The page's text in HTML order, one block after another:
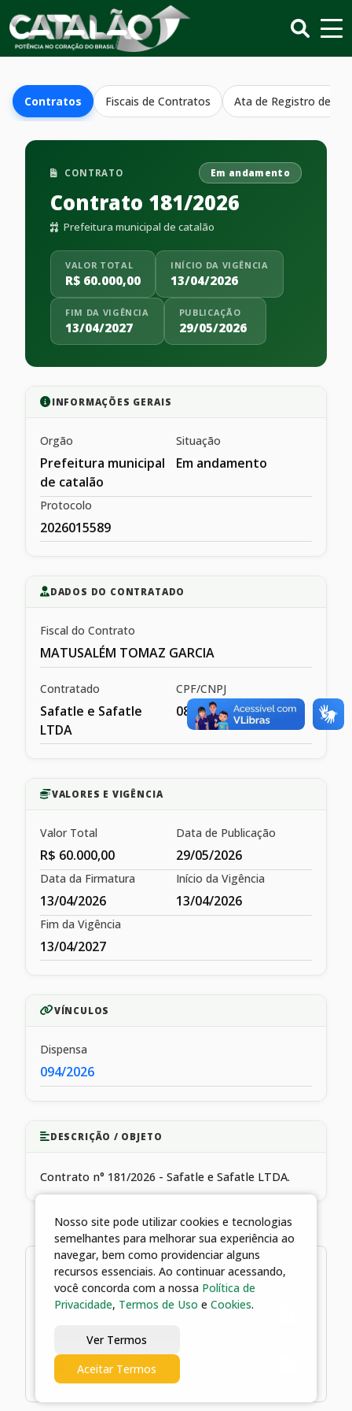
Contratos Fiscais de Contratos Ata de Registro de
CONTRATO Em andamento
Contrato 181/2026
Prefeitura municipal de catalão
VALOR TOTAL
R$ 60.000,00
INÍCIO DA VIGÊNCIA
13/04/2026
FIM DA VIGÊNCIA
13/04/2027
PUBLICAÇÃO
29/05/2026
INFORMAÇÕES GERAIS
Orgão
Prefeitura municipal
de catalão
Situação
Em andamento
Protocolo
2026015589
DADOS DO CONTRATADO
Fiscal do Contrato
MATUSALÉM TOMAZ GARCIA
Contratado
Safatle e Safatle
LTDA
CPF/CNPJ
08.929.707/0001-99
VALORES E VIGÊNCIA
Valor Total
R$ 60.000,00
Data de Publicação
29/05/2026
Data da Firmatura
13/04/2026
Início da Vigência
13/04/2026
Fim da Vigência
13/04/2027
VÍNCULOS
Dispensa
094/2026
DESCRIÇÃO / OBJETO
Contrato n° 181/2026 - Safatle e Safatle LTDA.
2 arquivos
29/05/2026 14:39 | Contrato n°
29/05/2026 14:39 | Empenho: Safatle
e Safatle LTDA.
Nosso site pode utilizar cookies e tecnologias
semelhantes para melhorar sua experiência ao
navegar, bem como providenciar alguns
recursos essenciais. Ao continuar acessando,
você concorda com a nossa Política de
Privacidade, Termos de Uso e Cookies.
Ver Termos
Aceitar Termos